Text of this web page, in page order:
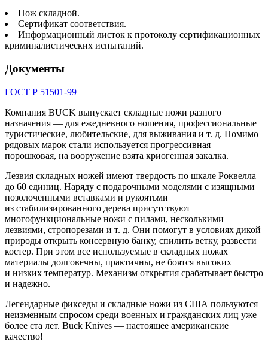
Нож складной.
Сертификат соответствия.
Информационный листок к протоколу сертификационных
криминалистических испытаний.
Документы
ГОСТ Р 51501-99
Компания BUCK выпускает складные ножи разного
назначения — для ежедневного ношения, профессиональные
туристические, любительские, для выживания и т. д. Помимо
рядовых марок стали используется прогрессивная
порошковая, на вооружение взята криогенная закалка.
Лезвия складных ножей имеют твердость по шкале Роквелла
до 60 единиц. Наряду с подарочными моделями с изящными
позолоченными вставками и рукоятьми
из стабилизированного дерева присутствуют
многофункциональные ножи с пилами, несколькими
лезвиями, стропорезами и т. д. Они помогут в условиях дикой
природы открыть консервную банку, спилить ветку, развести
костер. При этом все используемые в складных ножах
материалы долговечны, практичны, не боятся высоких
и низких температур. Механизм открытия срабатывает быстро
и надежно.
Легендарные фикседы и складные ножи из США пользуются
неизменным спросом среди военных и гражданских лиц уже
более ста лет. Buck Knives — настоящее американские
качество!